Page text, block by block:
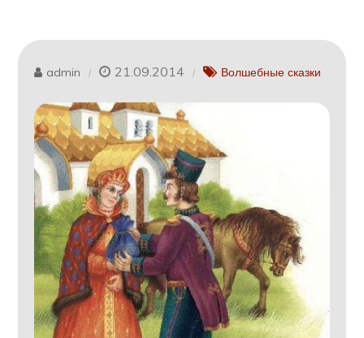
admin 21.09.2014 Волшебные сказки